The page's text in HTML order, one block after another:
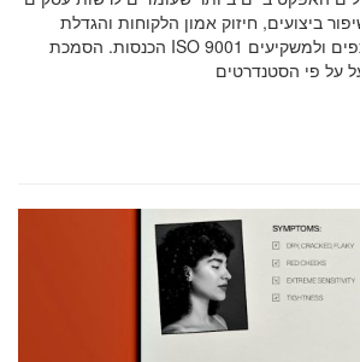
ביצועים, חיזוק אמון הלקוחות והגדלת
הכנסות. הסמכת ISO 9001 מוכיחה ללקוחות, לשותפים ולמשקיעים